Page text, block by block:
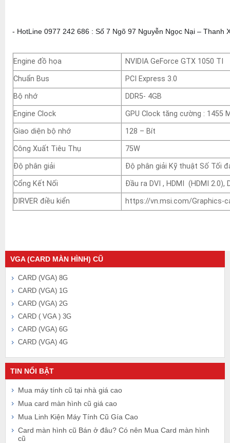
- HotLine 0977 242 686 : Số 7 Ngõ 97 Nguyễn Ngọc Nại – Thanh
Engine đồ họa
NVIDIA GeForce GTX 1050 TI
Chuẩn Bus
PCI Express 3.0
Bộ nhớ
DDR5- 4GB
Engine Clock
GPU Clock tăng cường : 1455
Giao diện bộ nhớ
128 – Bít
Công Xuất Tiêu Thụ
75W
Độ phân giải
Độ phân giải Kỹ thuật Số Tối
Cổng Kết Nối
Đầu ra DVI , HDMI (HDMI
DIRVER điều kiển
https://vn.msi.com/Graphics-
VGA (CARD MÀN HÌNH) CŨ
CARD (VGA) 8G
CARD (VGA) 1G
CARD (VGA) 2G
CARD ( VGA ) 3G
CARD (VGA) 6G
CARD (VGA) 4G
TIN NỔI BẬT
Mua máy tính cũ tại nhà giá cao
Mua card màn hình cũ giá cao
Mua Linh Kiện Máy Tính Cũ Gía Cao
Card màn hình cũ Bán ở đâu? Có nên Mua Card màn hình
cũ